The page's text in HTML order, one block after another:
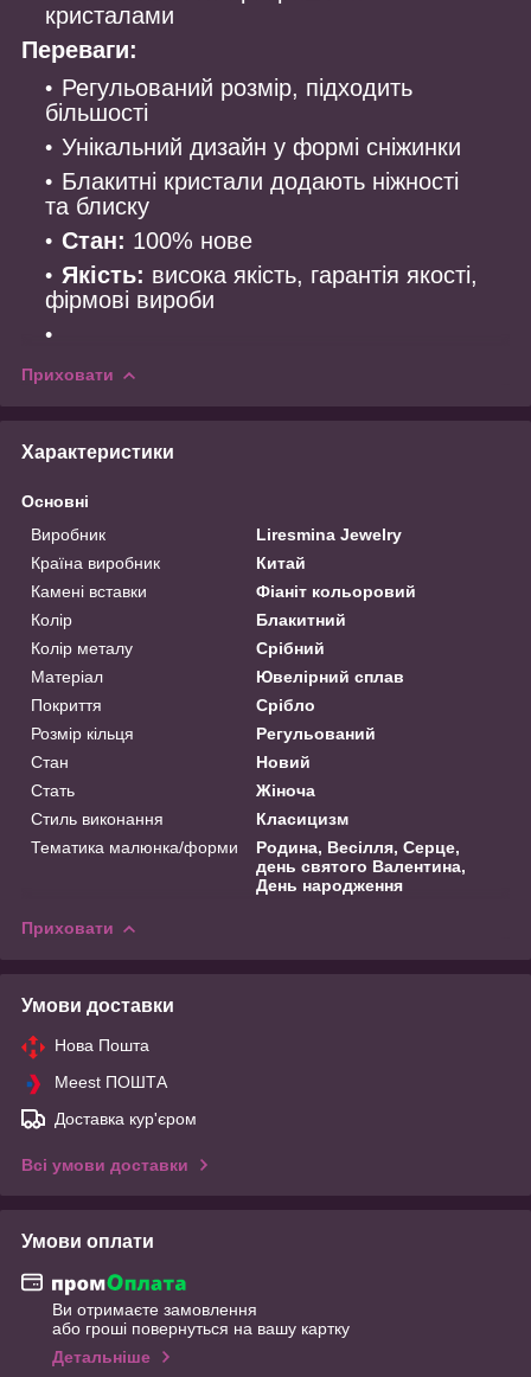
кристалами
Переваги:
Регульований розмір, підходить
більшості
Унікальний дизайн у формі сніжинки
Блакитні кристали додають ніжності
та блиску
Стан: 100% нове
Якість: висока якість, гарантія якості,
фірмові вироби
Приховати
Характеристики
Основні
Виробник
Liresmina Jewelry
Країна виробник
Китай
Камені вставки
Фіаніт кольоровий
Колір
Блакитний
Колір металу
Срібний
Матеріал
Ювелірний сплав
Покриття
Срібло
Розмір кільця
Регульований
Стан
Новий
Стать
Жіноча
Стиль виконання
Класицизм
Тематика малюнка/форми
Родина, Весілля, Серце,
день святого Валентина,
День народження
Приховати
Умови доставки
Нова Пошта
Meest ПОШТА
Доставка кур'єром
Всі умови доставки
Умови оплати
Ви отримаєте замовлення
або гроші повернуться на вашу картку
Детальніше